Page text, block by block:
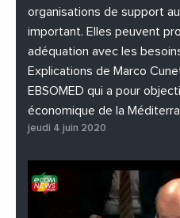
organisations de support
important. Elles peuvent
adéquation avec les
Explications de Marco
EBSOMED qui a pour
économique de la
jeudi 4 juin 2020